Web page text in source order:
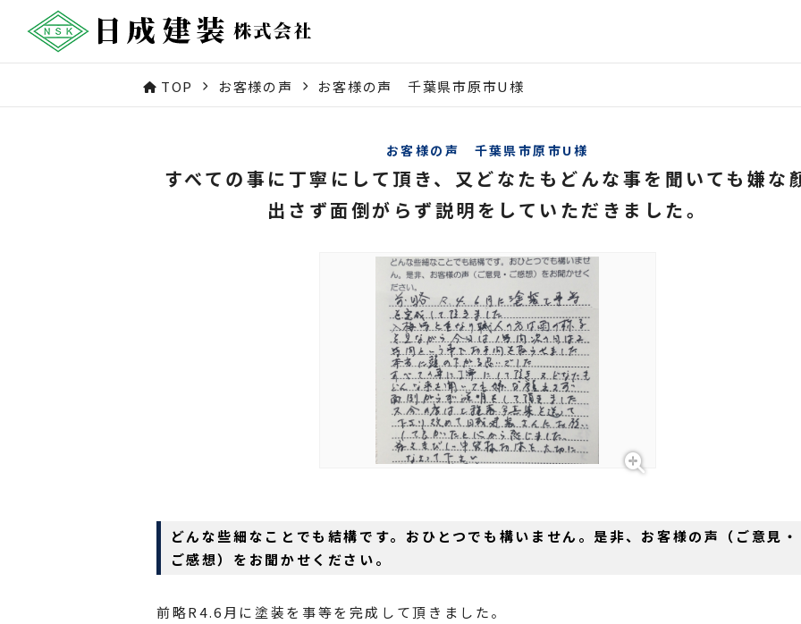
TOP お客様の声 お客様の声 千葉県市原市U様
お客様の声 千葉県市原市U様
すべての事に丁寧にして頂き、又どなたもどんな事を聞いても嫌な
出さず面倒がらず説明をしていただきました。
どんな些細なことでも結構です。おひとつでも構いません。是非、お客様の声（ご意見・
ご感想）をお聞かせください。
前略R4.6月に塗装を事等を完成して頂きました。